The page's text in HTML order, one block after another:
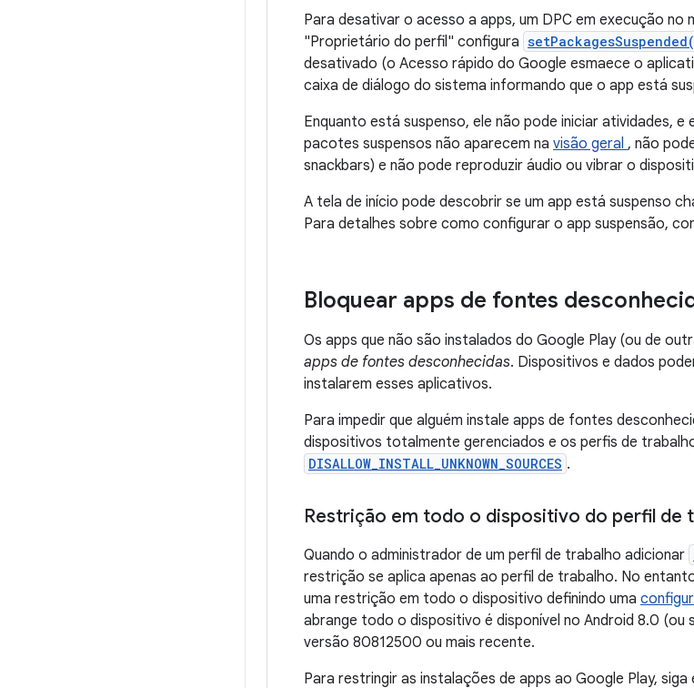
Para desativar o acesso a apps, um DPC em execução
"Proprietário do perfil" configura
desativado (o Acesso rápido do Google esmaece o
caixa de diálogo do sistema informando que o app está
Enquanto está suspenso, ele não pode iniciar atividades,
pacotes suspensos não aparecem na visão geral , não
snackbars) e não pode reproduzir áudio ou vibrar o
A tela de início pode descobrir se um app está suspenso
Para detalhes sobre como configurar o app suspensão,
Bloquear apps de fontes
Os apps que não são instalados do Google Play (ou de
apps de fontes desconhecidas. Dispositivos e dados
instalarem esses aplicativos.
Para impedir que alguém instale apps de fontes
dispositivos totalmente gerenciados e os perfis de
DISALLOW_INSTALL_UNKNOWN_SOURCES .
Restrição em todo o dispositivo do perfil de
Quando o administrador de um perfil de trabalho adicionar
restrição se aplica apenas ao perfil de trabalho. No
uma restrição em todo o dispositivo definindo uma
abrange todo o dispositivo é disponível no Android 8.0 (ou
versão 80812500 ou mais recente.
Para restringir as instalações de apps ao Google Play,